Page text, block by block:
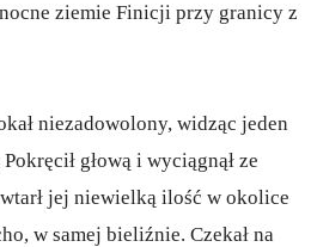
ziemie Finicji przy granicy z
niezadowolony, widząc jeden
głową i wyciągnął ze
jej niewielką ilość w okolice
w samej bieliźnie. Czekał na